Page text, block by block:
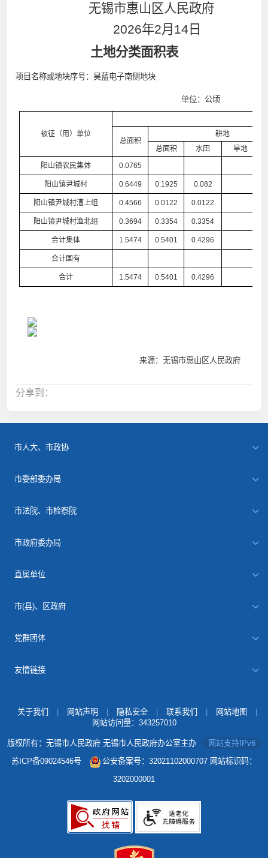
无锡市惠山区人民政府
2026年2月 14 日
土地分类面积表
项目名称或地块序号：昊蓝电子南侧地块
单位：公顷
被征（用）单位
总面积
耕地
总面积
水田 旱地
阳山镇农民集体
0.0765
阳山镇尹城村 0.6449 0.1925 0.082
阳山镇尹城村漕上组 0.4566 0.0122 0.0122
阳山镇尹城村渔北组 0.3694 0.3354 0.3354
合计集体 1.5474 0.5401 0.4296
合计国有
合计 1.5474 0.5401 0.4296
来源：无锡市惠山区人民政府
分享到：
市人大、市政协
市委部委办局
市法院、市检察院
市政府委办局
直属单位
市(县)、区政府
党群团体
友情链接
关于我们 网站声明 隐私安全 联系我们 网站地图
网站访问量： 343257010
版权所有：无锡市人民政府 无锡市人民政府办公室主办
网站支持IPv6
苏ICP备09024546号
公安备案号：32021102000707 网站标识码：
3202000001